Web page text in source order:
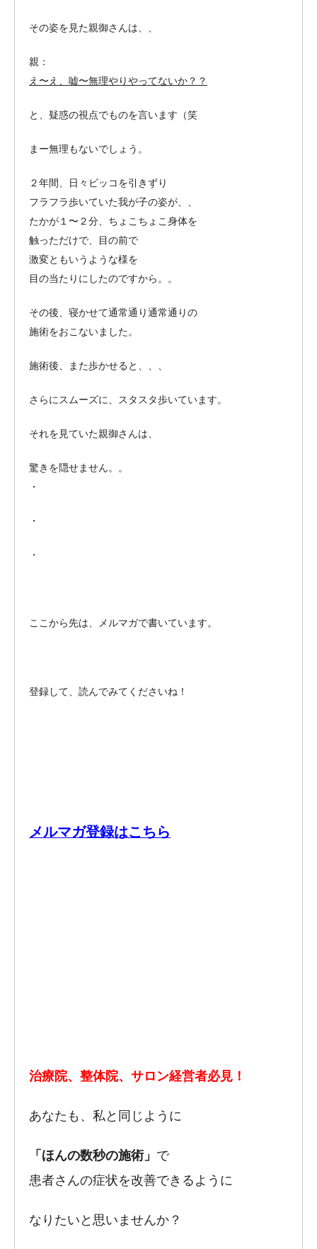
その姿を見た親御さんは、、
親：
え〜え、嘘〜無理やりやってないか？？
と、疑惑の視点でものを言います（笑
まー無理もないでしょう。
２年間、日々ビッコを引きずり
フラフラ歩いていた我が子の姿が、、
たかが１〜２分、ちょこちょこ身体を
触っただけで、目の前で
激変ともいうような様を
目の当たりにしたのですから。。
その後、寝かせて通常通り通常通りの
施術をおこないました。
施術後、また歩かせると、、、
さらにスムーズに、スタスタ歩いています。
それを見ていた親御さんは、
驚きを隠せません。。
・
・
・
ここから先は、メルマガで書いています。
登録して、読んでみてくださいね！
メルマガ登録はこちら
治療院、整体院、サロン経営者必見！
あなたも、私と同じように
「ほんの数秒の施術」 で
患者さんの症状を改善できるように
なりたいと思いませんか？